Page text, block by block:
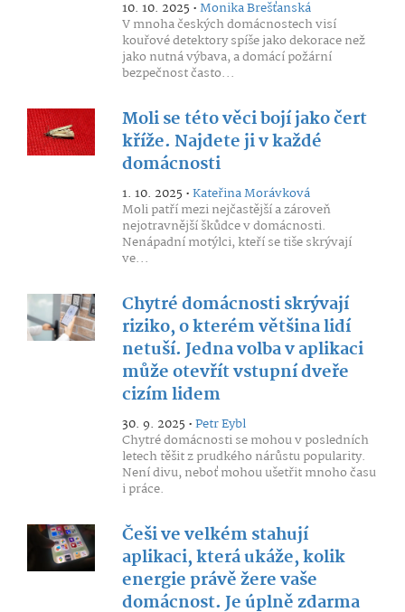
10. 10. 2025 •Monika Brešťanská
V mnoha českých domácnostech visí
kouřové detektory spíše jako dekorace než
jako nutná výbava, a domácí požární
bezpečnost často...
Moli se této věci bojí jako čert
kříže. Najdete ji v každé
domácnosti
1. 10. 2025 •Kateřina Morávková
Moli patří mezi nejčastější a zároveň
nejotravnější škůdce v domácnosti.
Nenápadní motýlci, kteří se tiše skrývají
ve...
Chytré domácnosti skrývají
riziko, o kterém většina lidí
netuší. Jedna volba v aplikaci
může otevřít vstupní dveře
cizím lidem
30. 9. 2025 •Petr Eybl
Chytré domácnosti se mohou v posledních
letech těšit z prudkého nárůstu popularity.
Není divu, neboť mohou ušetřit mnoho času
i práce.
Češi ve velkém stahují
aplikaci, která ukáže, kolik
energie právě žere vaše
domácnost. Je úplně zdarma